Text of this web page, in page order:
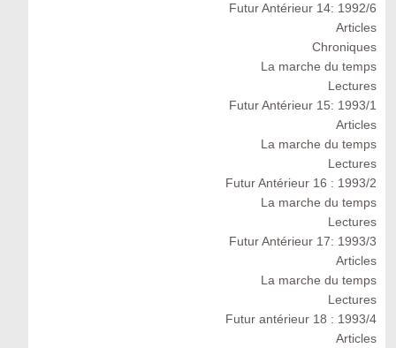
Futur Antérieur 14: 1992/6
Articles
Chroniques
La marche du temps
Lectures
Futur Antérieur 15: 1993/1
Articles
La marche du temps
Lectures
Futur Antérieur 16 : 1993/2
La marche du temps
Lectures
Futur Antérieur 17: 1993/3
Articles
La marche du temps
Lectures
Futur antérieur 18 : 1993/4
Articles